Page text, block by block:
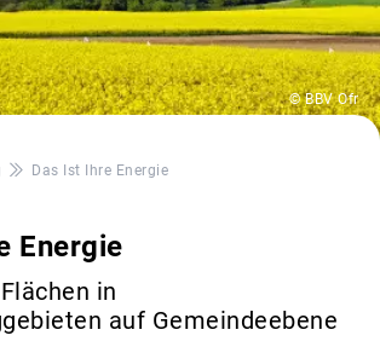
© BBV Ofr
Das Ist Ihre Energie
Energie
in
auf Gemeindeebene